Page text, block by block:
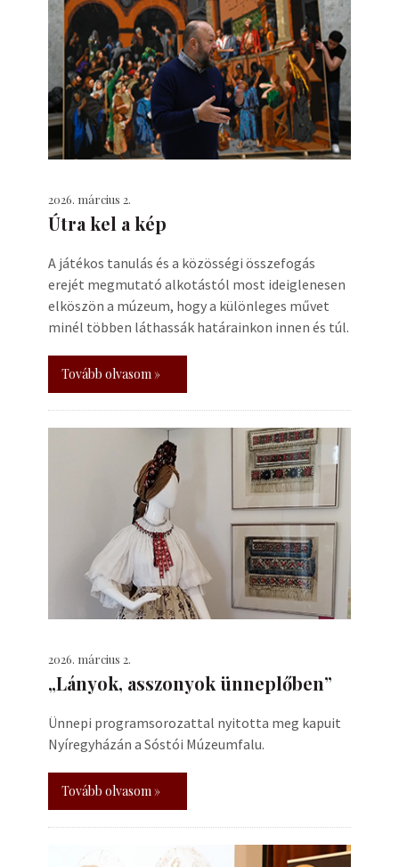
2026. március 2.
Útra kel a kép
A játékos tanulás és a közösségi összefogás
erejét megmutató alkotástól most ideiglenesen
elköszön a múzeum, hogy a különleges művet
minél többen láthassák határainkon innen és túl.
Tovább olvasom »
2026. március 2.
„Lányok, asszonyok ünneplőben”
Ünnepi programsorozattal nyitotta meg kapuit
Nyíregyházán a Sóstói Múzeumfalu.
Tovább olvasom »